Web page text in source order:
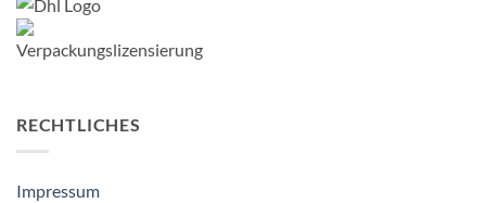
RECHTLICHES
Impressum